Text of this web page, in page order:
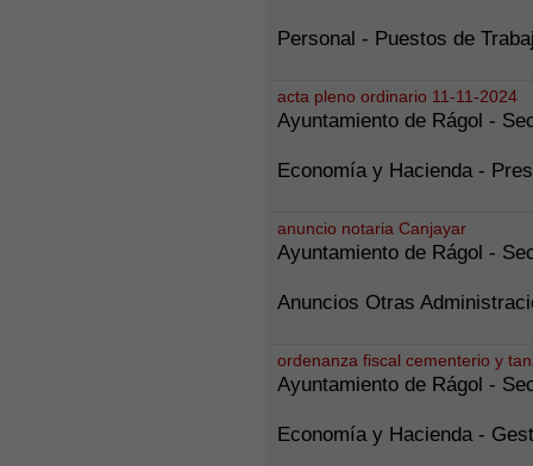
Personal - Puestos de
acta pleno ordinario 11-11-2024
Ayuntamiento de Rágol -
Economía y Hacienda -
anuncio notaria Canjayar
Ayuntamiento de Rágol -
Anuncios Otras
ordenanza fiscal cementerio y
Ayuntamiento de Rágol -
Economía y Hacienda -